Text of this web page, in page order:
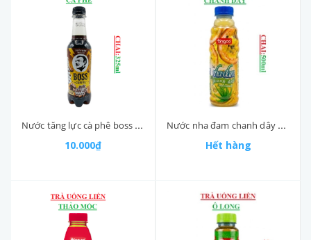
Nước tăng lực cà phê boss chai (300-:-350)ml
10.000₫
Nước nha đam chanh dây TNBCO Tingco chai (400-:-500)ml
Hết hàng